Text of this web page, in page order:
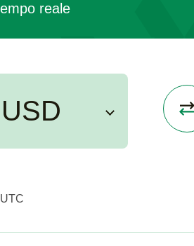
reale
USD